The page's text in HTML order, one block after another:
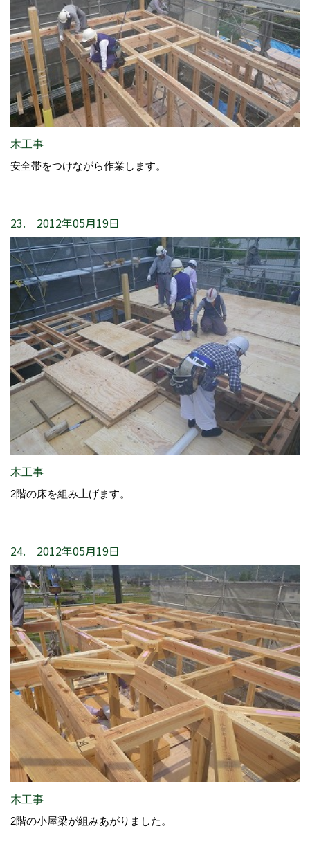
木工事
安全帯をつけながら作業します。
23. 2012年05月19日
木工事
2階の床を組み上げます。
24. 2012年05月19日
木工事
2階の小屋梁が組みあがりました。